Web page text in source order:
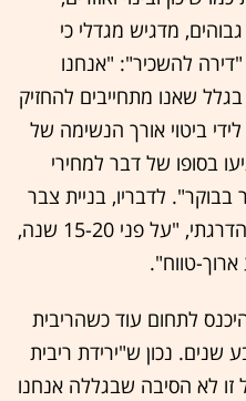
מדגיש מגדלי כי
להשכיר": "אנחנו
שאנו מתחייבים להחזיק
פה בא לידי ביטוי אורך הנשימה של
בסופו של דבר למחירי
לדבריו, בניית צבר
הדירות להשכרה נעשה באופן הדרגתי, "על פני 15-20 שנה,
טווח".
לתחום עוד כשהריבית
שנים. נכון ש"ירידת ריבית
זו לא הסיבה שבגללה אנחנו